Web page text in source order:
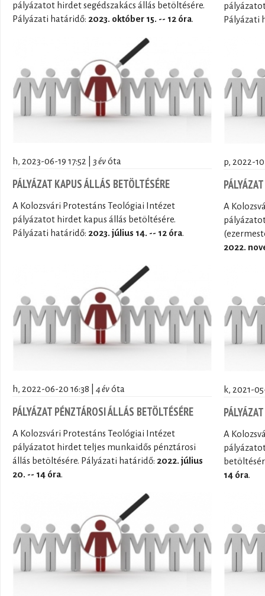
pályázatot hirdet segédszakács állás betöltésére.
Pályázati határidő: 2023. október 15. -- 12 óra.
Pályázati
h, 2023-06-19 17:52 | 3 évóta
PÁLYÁZAT KAPUS ÁLLÁS BETÖLTÉSÉRE
A Kolozsvári Protestáns Teológiai Intézet
pályázatot hirdet kapus állás betöltésére.
Pályázati határidő: 2023. július 14. -- 12 óra.
p, 2022-
A
2022.
h, 2022-06-20 16:38 | 4 évóta
PÁLYÁZAT PÉNZTÁROSI ÁLLÁS BETÖLTÉSÉRE
A Kolozsvári Protestáns Teológiai Intézet
pályázatot hirdet teljes munkaidős pénztárosi
állás betöltésére. Pályázati határidő: 2022. július
20. -- 14 óra.
k, 2021-
A
14 óra.